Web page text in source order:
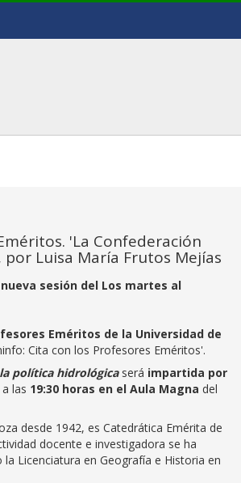
'La Confederación
Luisa María Frutos Mejías
sesión del Los martes al
Eméritos de la Universidad de
Cita con los Profesores Eméritos'.
política hidrológica será impartida por
a las 19:30 horas en el Aula Magna del
desde 1942, es Catedrática Emérita de
docente e investigadora se ha
Licenciatura en Geografía e Historia en